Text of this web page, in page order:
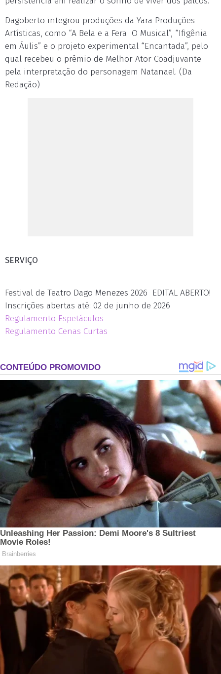
Dagoberto integrou produções da Yara Produções
Artísticas, como “A Bela e a Fera ­ O Musical”, “Ifigênia
em Áulis” e o projeto experimental “Encantada”, pelo
qual recebeu o prêmio de Melhor Ator Coadjuvante
pela interpretação do personagem Natanael. (Da
Redação)
SERVIÇO
Festival de Teatro Dago Menezes 2026 ­ EDITAL ABERTO!
Inscrições abertas até: 02 de junho de 2026
Regulamento Espetáculos
Regulamento Cenas Curtas